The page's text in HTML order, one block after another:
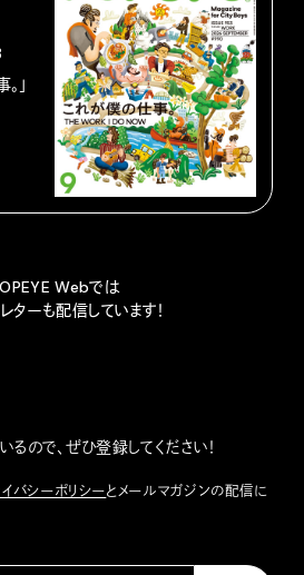
」
Webでは
ターも配信しています！
ので、ぜひ登録してください！
バシーポリシーとメールマガジンの配信に